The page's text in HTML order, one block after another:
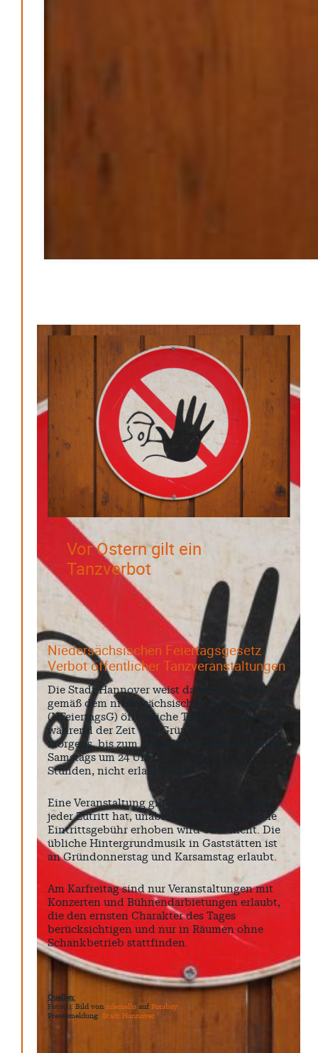
Vor Ostern gilt ein
Tanzverbot
Niedersächsischen Feiertagsgesetz
Verbot öffentlicher Tanzveranstaltungen
Die Stadt Hannover weist darauf hin, dass
gemäß dem niedersächsischen Feiertagsgesetz
(NFeiertagsG) öffentliche Tanzveranstaltungen
während der Zeit von Gründonnerstag, 5 Uhr
morgens, bis zum Ablauf des darauffolgenden
Samstags um 24 Uhr, insgesamt also für 67
Stunden, nicht erlaubt sind.
Eine Veranstaltung gilt als öffentlich, wenn
jeder Zutritt hat, unabhängig davon, ob eine
Eintrittsgebühr erhoben wird oder nicht. Die
übliche Hintergrundmusik in Gaststätten ist
an Gründonnerstag und Karsamstag erlaubt.
Am Karfreitag sind nur Veranstaltungen mit
Konzerten und Bühnendarbietungen erlaubt,
die den ernsten Charakter des Tages
berücksichtigen und nur in Räumen ohne
Schankbetrieb stattfinden.
Quellen:
Foto(s): Bild von ndemello auf Pixabay
Pressemeldung: Stadt Hannover